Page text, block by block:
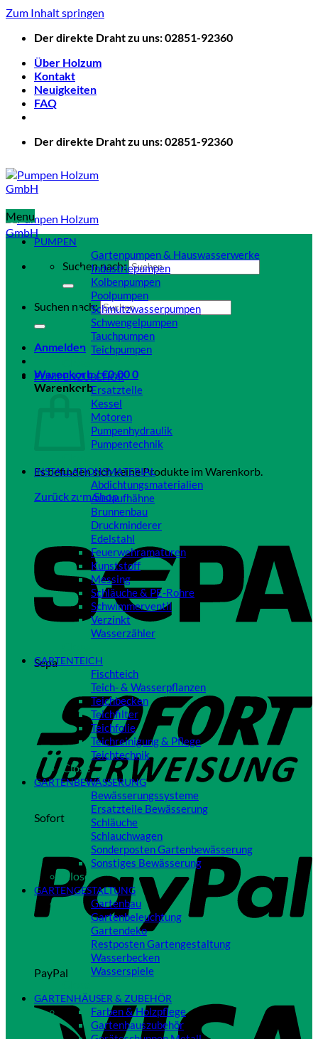
Zum Inhalt springen
Der direkte Draht zu uns: 02851-92360
Über Holzum
Kontakt
Neuigkeiten
FAQ
Der direkte Draht zu uns: 02851-92360
Suchen nach:
Suchen nach:
Anmelden
Warenkorb /€0,000
Warenkorb
Es befinden sich keine Produkte im Warenkorb.
Zurück zum Shop
Sepa
Sofort
PayPal
Menu
PUMPEN
Gartenpumpen & Hauswasserwerke
Industriepumpen
Kolbenpumpen
Poolpumpen
Schmutzwasserpumpen
Schwengelpumpen
Tauchpumpen
Teichpumpen
PUMPENZUBEHÖR
Ersatzteile
Kessel
Motoren
Pumpenhydraulik
Pumpentechnik
INSTALLATIONSMATERIAL
Abdichtungsmaterialien
Auslaufhähne
Brunnenbau
Druckminderer
Edelstahl
Feuerwehramaturen
Kunststoff
Messing
Schläuche & PE-Rohre
Schwimmerventil
Verzinkt
Wasserzähler
GARTENTEICH
Fischteich
Teich- & Wasserpflanzen
Teichbecken
Teichfilter
Teichfolie
Teichreinigung & Pflege
Teichtechnik
Close
GARTENBEWÄSSERUNG
Bewässerungssysteme
Ersatzteile Bewässerung
Schläuche
Schlauchwagen
Sonderposten Gartenbewässerung
Sonstiges Bewässerung
Close
GARTENGESTALTUNG
Gartenbau
Gartenbeleuchtung
Gartendeko
Restposten Gartengestaltung
Wasserbecken
Wasserspiele
GARTENHÄUSER & ZUBEHÖR
Farben & Holzpflege
Gartenhauszubehör